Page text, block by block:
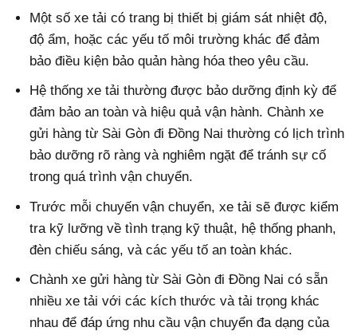
Một số xe tải có trang bị thiết bị giám sát nhiệt độ,
độ ẩm, hoặc các yếu tố môi trường khác để đảm
bảo điều kiện bảo quản hàng hóa theo yêu cầu.
Hệ thống xe tải thường được bảo dưỡng định kỳ để
đảm bảo an toàn và hiệu quả vận hành. Chành xe
gửi hàng từ Sài Gòn đi Đồng Nai thường có lịch trình
bảo dưỡng rõ ràng và nghiêm ngặt để tránh sự cố
trong quá trình vận chuyển.
Trước mỗi chuyến vận chuyển, xe tải sẽ được kiểm
tra kỹ lưỡng về tình trạng kỹ thuật, hệ thống phanh,
đèn chiếu sáng, và các yếu tố an toàn khác.
Chành xe gửi hàng từ Sài Gòn đi Đồng Nai có sẵn
nhiều xe tải với các kích thước và tải trọng khác
nhau để đáp ứng nhu cầu vận chuyển đa dạng của